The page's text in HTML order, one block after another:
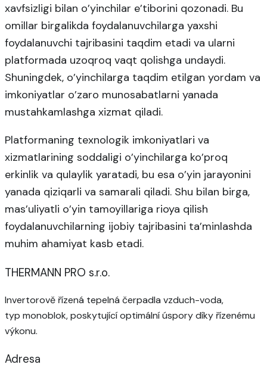
xavfsizligi bilan o’yinchilar e’tiborini qozonadi. Bu
omillar birgalikda foydalanuvchilarga yaxshi
foydalanuvchi tajribasini taqdim etadi va ularni
platformada uzoqroq vaqt qolishga undaydi.
Shuningdek, o’yinchilarga taqdim etilgan yordam va
imkoniyatlar o’zaro munosabatlarni yanada
mustahkamlashga xizmat qiladi.
Platformaning texnologik imkoniyatlari va
xizmatlarining soddaligi o’yinchilarga ko’proq
erkinlik va qulaylik yaratadi, bu esa o’yin jarayonini
yanada qiziqarli va samarali qiladi. Shu bilan birga,
mas’uliyatli o’yin tamoyillariga rioya qilish
foydalanuvchilarning ijobiy tajribasini ta’minlashda
muhim ahamiyat kasb etadi.
THERMANN PRO s.r.o.
Invertorově řízená tepelná čerpadla vzduch-voda,
typ monoblok, poskytující optimální úspory díky řízenému
výkonu.
Adresa